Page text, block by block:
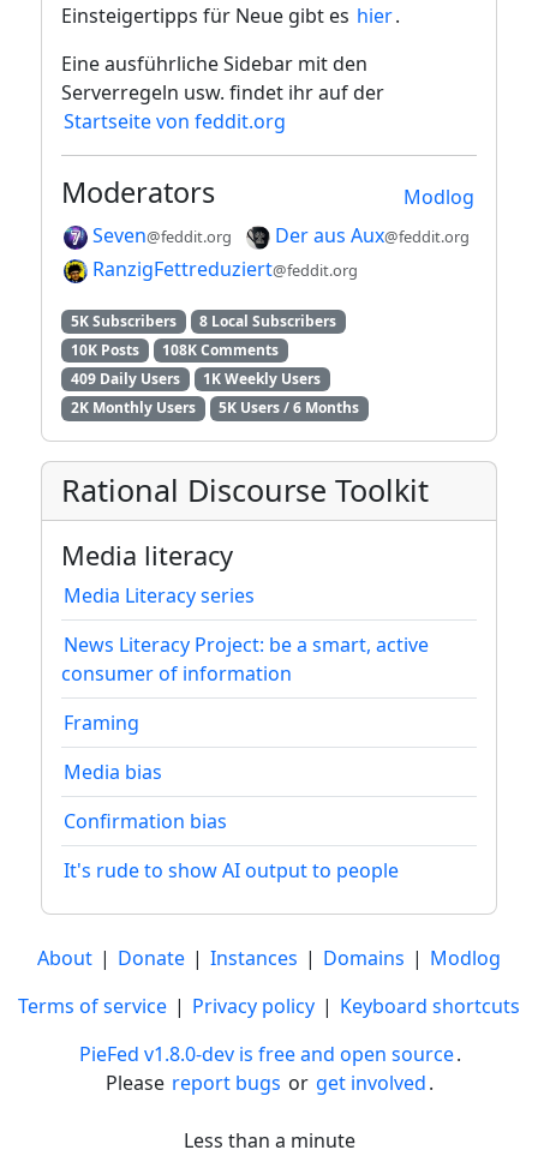
Einsteigertipps für Neue gibt es hier.
Eine ausführliche Sidebar mit den
Serverregeln usw. findet ihr auf der
Startseite von feddit.org
Modlog
Moderators
Seven@feddit.org Der aus Aux@feddit.org
RanzigFettreduziert@feddit.org
5K Subscribers
8 Local Subscribers
10K Posts
108K Comments
409 Daily Users
1K Weekly Users
2K Monthly Users
5K Users / 6 Months
Rational Discourse Toolkit
Media literacy
Media Literacy series
News Literacy Project: be a smart, active
consumer of information
Framing
Media bias
Confirmation bias
It's rude to show AI output to people
About | Donate | Instances | Domains | Modlog
Terms of service | Privacy policy | Keyboard shortcuts
PieFed v1.8.0-dev is free and open source.
Please report bugs or get involved.
Less than a minute